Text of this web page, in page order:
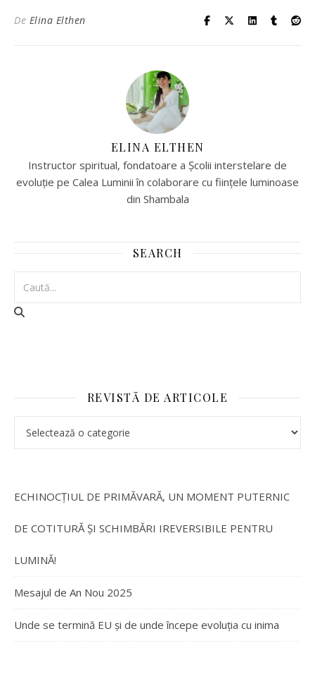
De Elina Elthen
ELINA ELTHEN
Instructor spiritual, fondatoare a Școlii interstelare de
evoluție pe Calea Luminii în colaborare cu ființele luminoase
din Shambala
SEARCH
REVISTĂ DE ARTICOLE
ECHINOCȚIUL DE PRIMĂVARĂ, UN MOMENT PUTERNIC
DE COTITURĂ ȘI SCHIMBĂRI IREVERSIBILE PENTRU
LUMINĂ!
Mesajul de An Nou 2025
Unde se termină EU și de unde începe evoluția cu inima